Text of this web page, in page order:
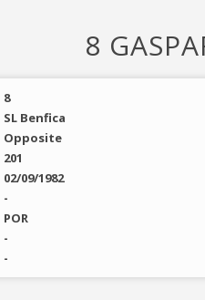
8
8
SL Benfica
Opposite
201
02/09/1982
-
POR
-
-